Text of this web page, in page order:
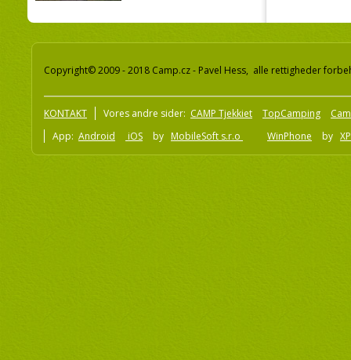
Copyright© 2009 - 2018 Camp.cz - Pavel Hess, alle rettigheder
KONTAKT Vores andre sider: CAMP Tjekkiet TopCamping
App: Android iOS by MobileSoft s.r.o WinPhone by